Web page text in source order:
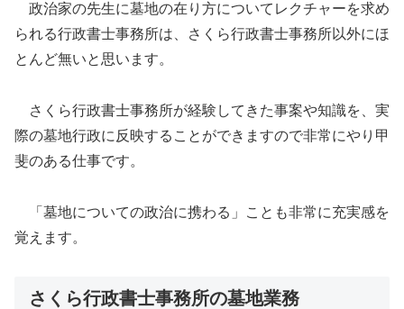
政治家の先生に墓地の在り方についてレクチャーを求め
られる行政書士事務所は、さくら行政書士事務所以外にほ
とんど無いと思います。
さくら行政書士事務所が経験してきた事案や知識を、実
際の墓地行政に反映することができますので非常にやり甲
斐のある仕事です。
「墓地についての政治に携わる」ことも非常に充実感を
覚えます。
さくら行政書士事務所の墓地業務